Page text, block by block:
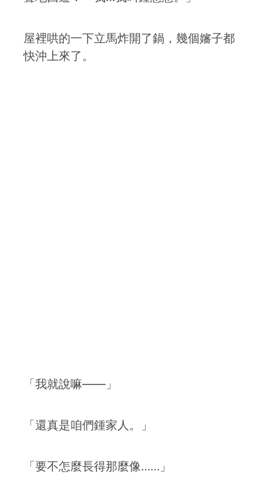
屋裡哄的一下立馬炸開了鍋，幾個嬸子都
快沖上來了。
「我就說嘛——」
「還真是咱們鍾家人。」
「要不怎麼長得那麼像……」